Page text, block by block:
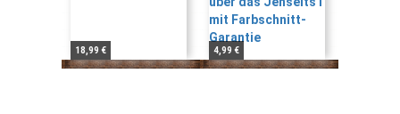
18,99 € 4,99 €